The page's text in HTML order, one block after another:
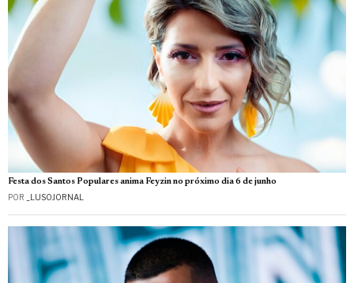
Festa dos Santos Populares anima Feyzin no próximo dia 6 de junho
POR _LUSOJORNAL